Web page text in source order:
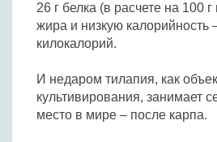
26 г белка (в расчете на 100
жира и низкую калорийность
килокалорий.
И недаром тилапия, как
культивирования, занимает
место в мире – после карпа.